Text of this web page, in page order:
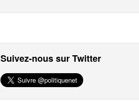
Suivez-nous sur Twitter